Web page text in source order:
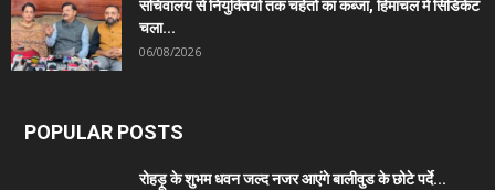
सचिवालय से नियुक्तियों तक चहेतों का कब्जा, हिमाचल में सिंडिकेट
चला...
06/08/2026
POPULAR POSTS
रोहड़ू के शुभम धवन जल्द नजर आएंगे बालीवुड के छोटे पर्दे...